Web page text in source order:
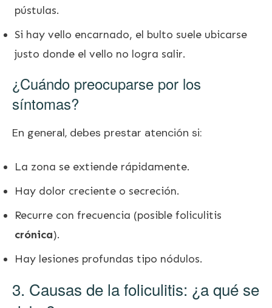
pústulas.
Si hay vello encarnado, el bulto suele ubicarse
justo donde el vello no logra salir.
¿Cuándo preocuparse por los
síntomas?
En general, debes prestar atención si:
La zona se extiende rápidamente.
Hay dolor creciente o secreción.
Recurre con frecuencia (posible foliculitis
crónica).
Hay lesiones profundas tipo nódulos.
3. Causas de la foliculitis: ¿a qué se